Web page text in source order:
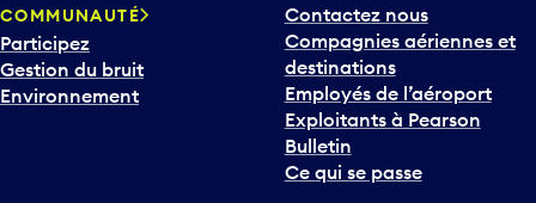
COMMUNAUTÉ
Participez
Gestion du bruit
Environnement
Contactez nous
Compagnies aériennes et
destinations
Employés de l’aéroport
Exploitants à Pearson
Bulletin
Ce qui se passe